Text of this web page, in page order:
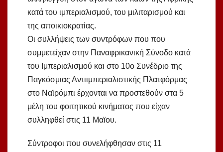
κατά του ιμπεριαλισμού, του μιλιταρισμού και
της αποικιοκρατίας.
Οι συλλήψεις των συντρόφων που που
συμμετείχαν στην Παναφρικανική Σύνοδο κατά
του Ιμπεριαλισμού και στο 10ο Συνέδριο της
Παγκόσμιας Αντιιμπεριαλιστικής Πλατφόρμας
στο Ναϊρόμπι έρχονται να προστεθούν στα 5
μέλη του φοιτητικού κινήματος που είχαν
συλληφθεί στις 11 Μαϊου.
Σύντροφοι που συνελήφθησαν στις 11